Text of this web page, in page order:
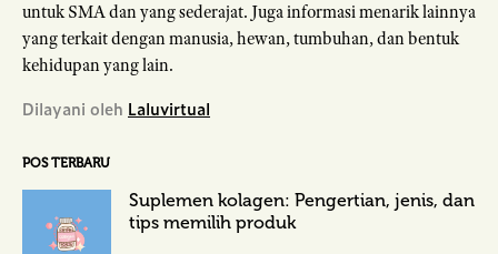
untuk SMA dan yang sederajat. Juga informasi menarik lainnya
yang terkait dengan manusia, hewan, tumbuhan, dan bentuk
kehidupan yang lain.
Dilayani oleh Laluvirtual
POS TERBARU
Suplemen kolagen: Pengertian, jenis, dan
tips memilih produk